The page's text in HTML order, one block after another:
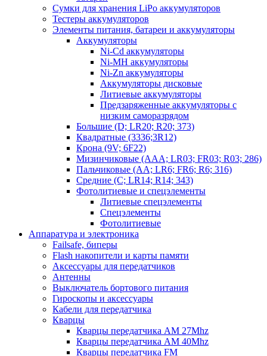
Сумки для хранения LiPo аккумуляторов
Тестеры аккумуляторов
Элементы питания, батареи и аккумуляторы
Аккумуляторы
Ni-Cd аккумуляторы
Ni-MH аккумуляторы
Ni-Zn аккумуляторы
Аккумуляторы дисковые
Литиевые аккумуляторы
Предзаряженные аккумуляторы с
низким саморазрядом
Большие (D; LR20; R20; 373)
Квадратные (3336;3R12)
Крона (9V; 6F22)
Мизинчиковые (AAA; LR03; FR03; R03; 286)
Пальчиковые (AA; LR6; FR6; R6; 316)
Средние (C; LR14; R14; 343)
Фотолитиевые и спецэлементы
Литиевые спецэлементы
Спецэлементы
Фотолитиевые
Аппаратура и электроника
Failsafe, биперы
Flash накопители и карты памяти
Аксессуары для передатчиков
Антенны
Выключатель бортового питания
Гироскопы и аксессуары
Кабели для передатчика
Кварцы
Кварцы передатчика AM 27Mhz
Кварцы передатчика AM 40Mhz
Кварцы передатчика FM